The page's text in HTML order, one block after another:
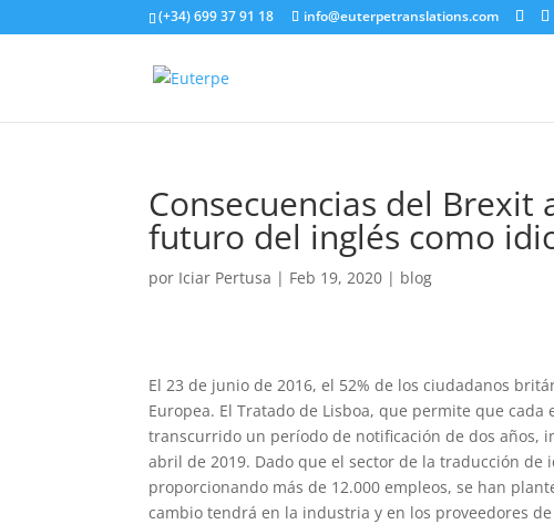
(+34) 699 37 91 18 info@euterpetranslations.com
Consecuencias del
futuro del inglés como
por Iciar Pertusa | Feb 19, 2020 | blog
El 23 de junio de 2016, el 52% de los ciudadanos
Europea. El Tratado de Lisboa, que permite que
transcurrido un período de notificación de dos años,
abril de 2019. Dado que el sector de la traducción
proporcionando más de 12.000 empleos, se han
cambio tendrá en la industria y en los proveedores